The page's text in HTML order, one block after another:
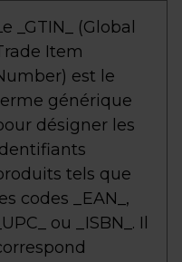
_GTIN_ (Global
Item
est le
générique
désigner les
tels que
les codes _EAN_,
_UPC_ ou _ISBN_. Il